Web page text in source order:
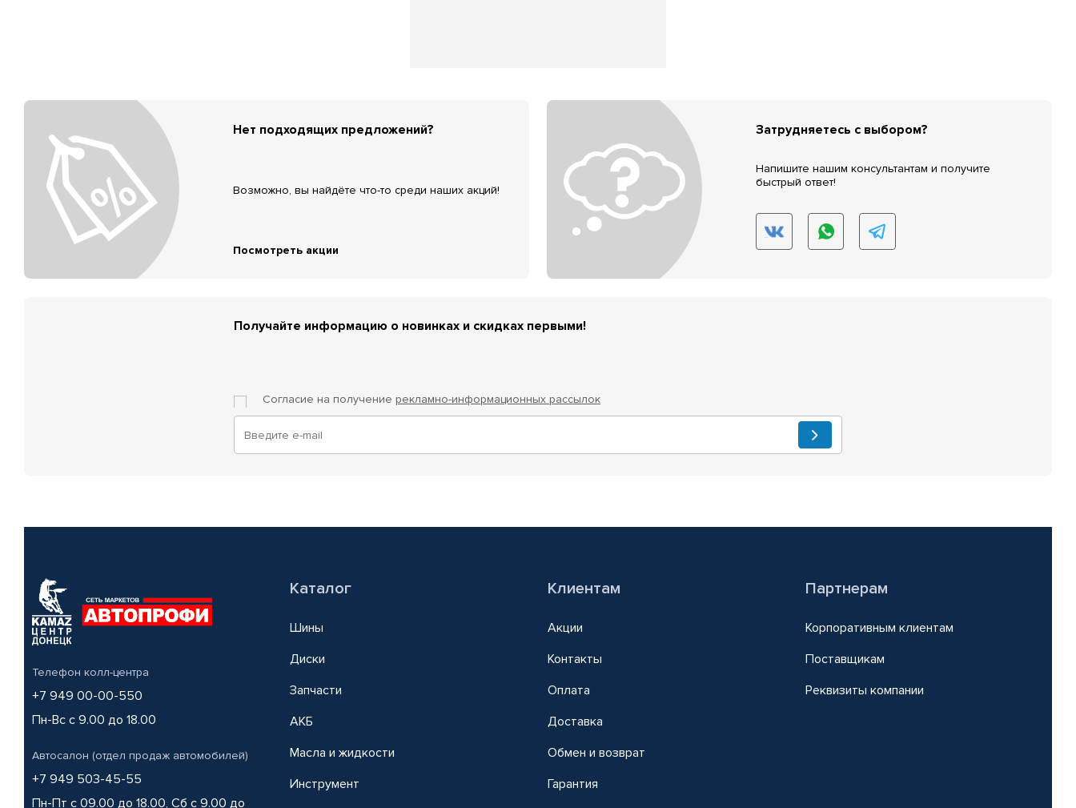
Нет подходящих предложений?
Возможно, вы найдёте что-то среди наших акций!
Посмотреть акции
Затрудняетесь с выбором?
Напишите нашим консультантам и получите
быстрый ответ!
Получайте информацию о новинках и скидках первыми!
Согласие на получение рекламно-информационных рассылок
Телефон колл-центра
+7 949 00-00-550
Пн-Вс с 9.00 до 18.00
Автосалон (отдел продаж автомобилей)
+7 949 503-45-55
Пн-Пт с 09.00 до 18.00, Сб с 9.00 до
Каталог
Шины
Диски
Запчасти
АКБ
Масла и жидкости
Инструмент
Клиентам
Акции
Контакты
Оплата
Доставка
Обмен и возврат
Гарантия
Партнерам
Корпоративным клиентам
Поставщикам
Реквизиты компании